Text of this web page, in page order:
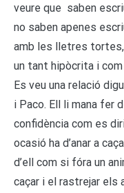
veure que saben
no saben apenes
amb les lletres
un tant hipòcrita i
Es veu una relació
i Paco. Ell li mana fer
confidència com es
ocasió ha d’anar a
d’ell com si fóra un
caçar i el rastrejar els